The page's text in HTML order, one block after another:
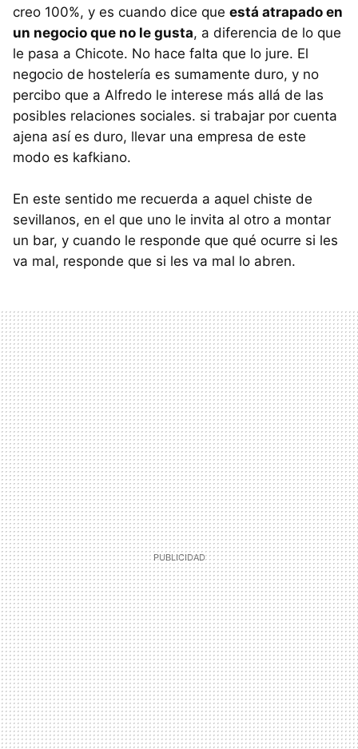
creo 100%, y es cuando dice que está atrapado en
un negocio que no le gusta, a diferencia de lo que
le pasa a Chicote. No hace falta que lo jure. El
negocio de hostelería es sumamente duro, y no
percibo que a Alfredo le interese más allá de las
posibles relaciones sociales. si trabajar por cuenta
ajena así es duro, llevar una empresa de este
modo es kafkiano.
En este sentido me recuerda a aquel chiste de
sevillanos, en el que uno le invita al otro a montar
un bar, y cuando le responde que qué ocurre si les
va mal, responde que si les va mal lo abren.